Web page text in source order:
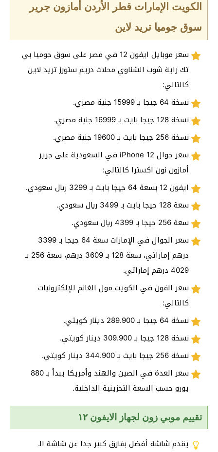
الكويت الإمارات قطر الأردن أمازون جرير
سوق جوميا تريد لاين
سعر موبايل ايفون 12 في مصر على سوق جوميا بي
تك راية شوب الشناوي محلات دريم ستورز تريد لاين
كالتالي:
نسخة 64 جيجا بـ 15999 جنية مصري.
نسخة 128 جيجا بايت بـ 16999 جنية مصري.
نسخة 256 جيجا بايت بـ 19600 جنية مصري.
سعر جوال iPhone 12 في السعودية على جرير
أمازون نون اكسترا كالتالي:
ايفون 12 بسعة 64 جيجا بايت بـ 3299 ريال سعودي.
سعة 128 جيجا بايت بـ 3499 ريال سعودي.
سعة 256 جيجا بـ 4399 ريال سعودي.
سعر الجوال في الإمارات سعة 64 جيجا بـ 3399
درهم إماراتي، سعة 128 بـ 3609 درهم، سعة 256 بـ
4029 درهم إماراتي.
سعر الفون في الكويت مول الغانم للإلكترونيات
كالتالي:
نسخة 64 جيجا بـ 289.900 دينار كويتي.
نسخة 128 جيجا بـ 309.900 دينار كويتي.
نسخة 256 جيجا بايت بـ 344.900 دينار كويتي.
سعر العدة في الصين والهند وأمريكا يبدأ بـ 880
يورو حسب السعة التخزينية الداخلية.
تقييم موبي زون لجهاز الايفون ١٢
يقدم شاشة أفضل بفارق كبير جدا عن شاشة الـ